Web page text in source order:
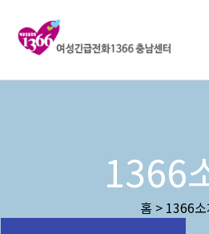
1366
홈 > 1366소